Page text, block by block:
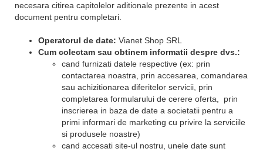
necesara citirea capitolelor aditionale prezente in acest
document pentru completari.
Operatorul de date: Vianet Shop SRL
Cum colectam sau obtinem informatii despre dvs.:
cand furnizati datele respective (ex: prin
contactarea noastra, prin accesarea, comandarea
sau achizitionarea diferitelor servicii, prin
completarea formularului de cerere oferta, prin
inscrierea in baza de date a societatii pentru a
primi informari de marketing cu privire la serviciile
si produsele noastre)
cand accesati site-ul nostru, unele date sunt